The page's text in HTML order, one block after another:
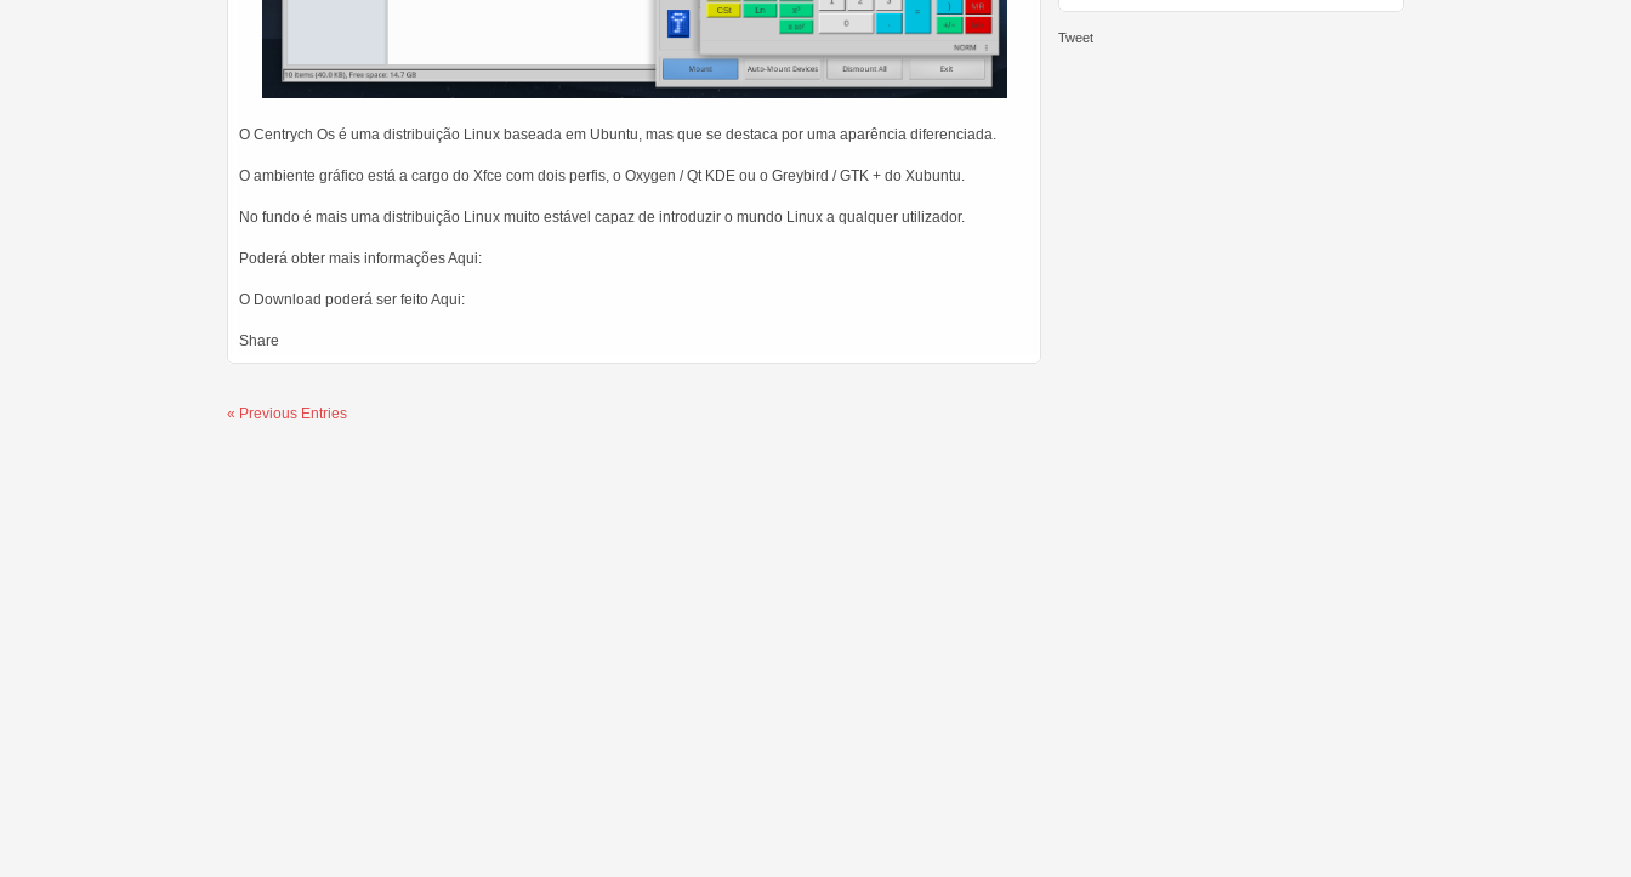
Tweet
O Centrych Os é uma distribuição Linux baseada em Ubuntu, mas que se destaca por uma aparência diferenciada.
O ambiente gráfico está a cargo do Xfce com dois perfis, o Oxygen / Qt KDE ou o Greybird / GTK + do Xubuntu.
No fundo é mais uma distribuição Linux muito estável capaz de introduzir o mundo Linux a qualquer utilizador.
Poderá obter mais informações Aqui:
O Download poderá ser feito Aqui:
Share
« Previous Entries